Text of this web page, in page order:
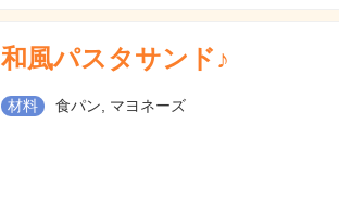
和風パスタサンド♪
材料 食パン, マヨネーズ